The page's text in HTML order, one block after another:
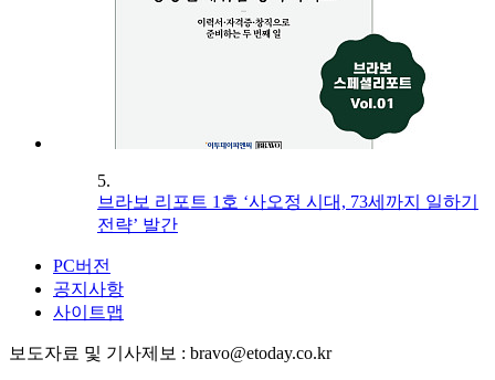
5.
브라보 리포트 1호 ‘사오정 시대, 73세까지 일하기
전략’ 발간
PC버전
공지사항
사이트맵
보도자료 및 기사제보 : bravo@etoday.co.kr